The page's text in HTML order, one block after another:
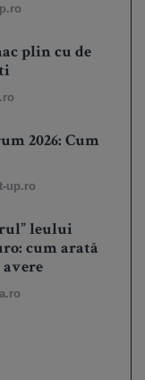
plin cu de
2026: Cum
up.ro
leului
cum arată